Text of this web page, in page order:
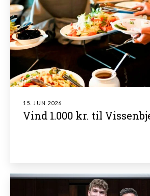
15. JUN 2026
Vind 1.000 kr. til